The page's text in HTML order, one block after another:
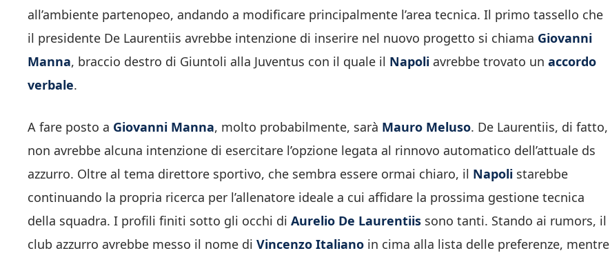
all’ambiente partenopeo, andando a modificare principalmente l’area tecnica. Il primo tassello che
il presidente De Laurentiis avrebbe intenzione di inserire nel nuovo progetto si chiama Giovanni
Manna, braccio destro di Giuntoli alla Juventus con il quale il Napoli avrebbe trovato un accordo
verbale.
A fare posto a Giovanni Manna, molto probabilmente, sarà Mauro Meluso. De Laurentiis, di fatto,
non avrebbe alcuna intenzione di esercitare l’opzione legata al rinnovo automatico dell’attuale ds
azzurro. Oltre al tema direttore sportivo, che sembra essere ormai chiaro, il Napoli starebbe
continuando la propria ricerca per l’allenatore ideale a cui affidare la prossima gestione tecnica
della squadra. I profili finiti sotto gli occhi di Aurelio De Laurentiis sono tanti. Stando ai rumors, il
club azzurro avrebbe messo il nome di Vincenzo Italiano in cima alla lista delle preferenze, mentre